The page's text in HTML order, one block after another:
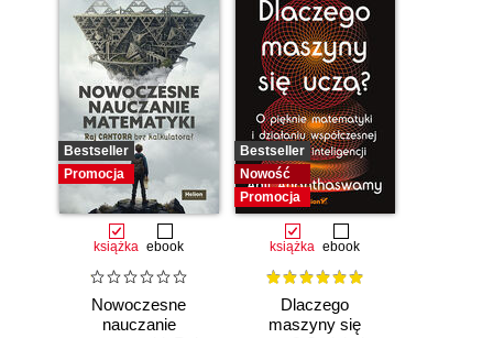
Bestseller
Promocja
książka ebook
Nowoczesne
nauczanie
Bestseller
Nowość
Promocja
książka ebook
Dlaczego
maszyny się